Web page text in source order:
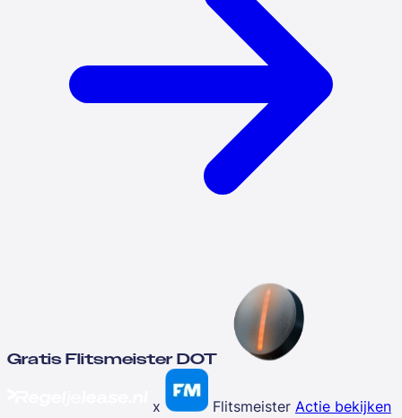
Gratis Flitsmeister DOT
x Flitsmeister Actie bekijken